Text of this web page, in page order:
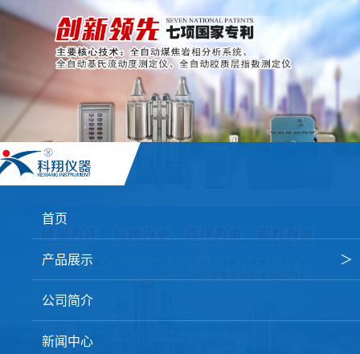
首页
产品展示 ＞
焦炭高温性能检测系统
公司简介
新闻中心